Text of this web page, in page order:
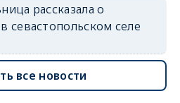
рассказала о
севастопольском селе
все новости